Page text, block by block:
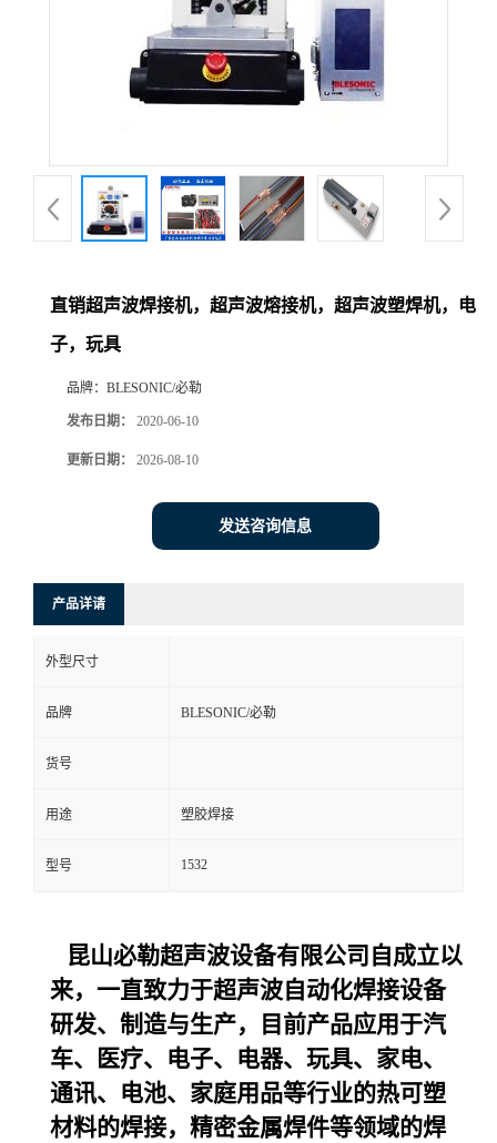
直销超声波焊接机，超声波熔接机，超声波塑焊机，电
子，玩具
品牌： BLESONIC/必勒
发布日期： 2020-06-10
更新日期： 2026-08-10
发送咨询信息
产品详请
外型尺寸
品牌 BLESONIC/必勒
货号
用途 塑胶焊接
型号 1532
昆山必勒超声波设备有限公司自成立以
来，一直致力于超声波自动化焊接设备
研发、制造与生产，目前产品应用于汽
车、医疗、电子、电器、玩具、家电、
通讯、电池、家庭用品等行业的热可塑
材料的焊接，精密金属焊件等领域的焊